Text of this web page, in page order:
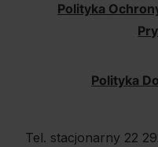
Polityka
Polityka
Tel. stacjonarny 22